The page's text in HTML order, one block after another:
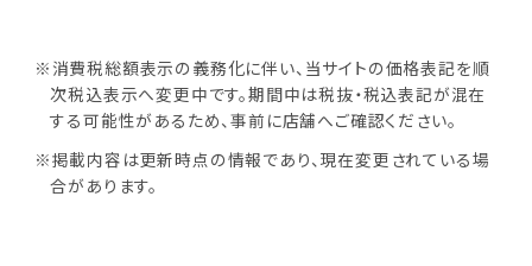
※消費税総額表示の義務化に伴い、当サイトの価格表記を順
次税込表示へ変更中です。期間中は税抜・税込表記が混在
する可能性があるため、事前に店舗へご確認ください。
※掲載内容は更新時点の情報であり、現在変更されている場
合があります。